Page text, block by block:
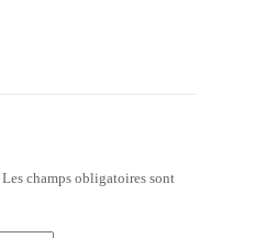
Les champs obligatoires sont